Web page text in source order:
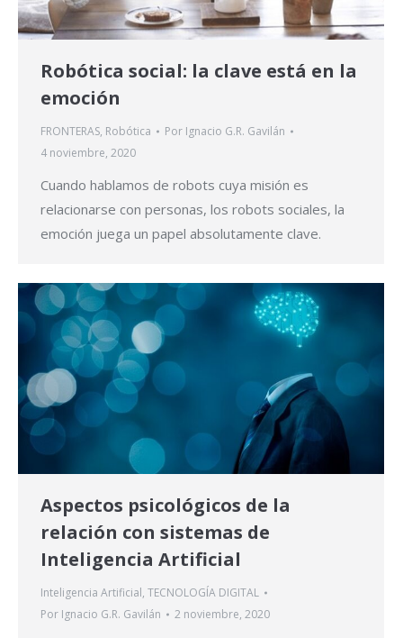
Robótica social: la clave está en la
emoción
FRONTERAS, Robótica Por Ignacio G.R. Gavilán
4 noviembre, 2020
Cuando hablamos de robots cuya misión es
relacionarse con personas, los robots sociales, la
emoción juega un papel absolutamente clave.
Aspectos psicológicos de la
relación con sistemas de
Inteligencia Artificial
Inteligencia Artificial, TECNOLOGÍA DIGITAL
Por Ignacio G.R. Gavilán 2 noviembre, 2020